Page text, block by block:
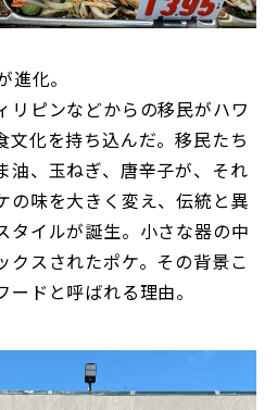
化。
リピンなどからの移民がハワ
文化を持ち込んだ。移民たち
油、玉ねぎ、唐辛子が、それ
の味を大きく変え、伝統と異
タイルが誕生。小さな器の中
クスされたポケ。その背景こ
ドと呼ばれる理由。